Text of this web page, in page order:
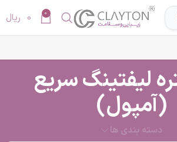
0
0 ریال
لیفتینگ سریع
(آمپول)
دسته بندی ها